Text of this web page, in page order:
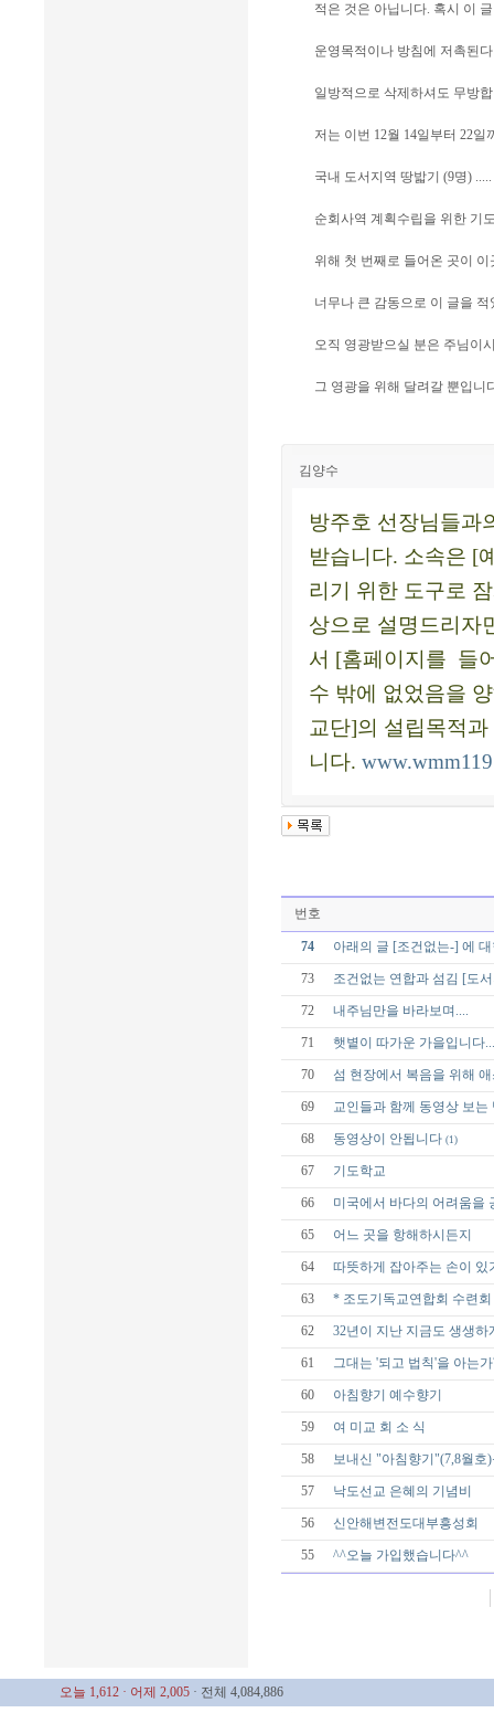
적은 것은 아닙니다. 혹시 이
운영목적이나 방침에 저촉된
일방적으로 삭제하셔도 무방
저는 이번 12월 14일부터 22일
국내 도서지역 땅밟기 (9명)
순회사역 계획수립을 위한 기
위해 첫 번째로 들어온 곳이 이
너무나 큰 감동으로 이 글을
오직 영광받으실 분은 주님이
그 영광을 위해 달려갈 뿐입니
김양수
방주호 선장님들과
받습니다. 소속은 [
리기 위한 도구로
상으로 설명드리자
서 [홈페이지를 들
수 밖에 없었음을
교단]의 설립목적
니다.
번호
74 아래의 글 [조건없는-] 에
73 조건없는 연합과 섬김 [도
72 내주님만을 바라보며....
71 햇볕이 따가운 가을입니다
70 섬 현장에서 복음을 위해
69 교인들과 함께 동영상 보는
68 동영상이 안됩니다 (1)
67 기도학교
66 미국에서 바다의 어려움을
65 어느 곳을 항해하시든지
64 따뜻하게 잡아주는 손이 있
63 * 조도기독교연합회 수련
62 32년이 지난 지금도 생생
61 그대는 '되고 법칙'을 아는가
60 아침향기 예수향기
59 여 미교 회 소 식
58 보내신 "아침향기"(7,8월호
57 낙도선교 은혜의 기념비
56 신안해변전도대부흥성회
55 ^^오늘 가입했습니다^^
오늘 1,612 · 어제 2,005 · 전체 4,084,886